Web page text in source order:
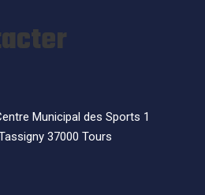
Municipal des Sports 1
37000 Tours